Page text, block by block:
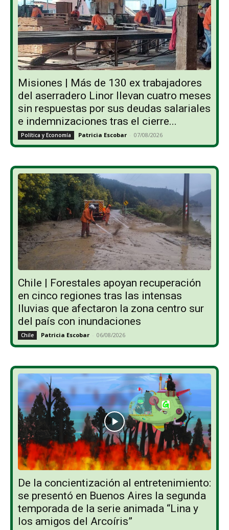
Misiones | Más de 130 ex trabajadores
del aserradero Linor llevan cuatro meses
sin respuestas por sus deudas salariales
e indemnizaciones tras el cierre...
Política y Economía Patricia Escobar - 07/08/2026
Chile | Forestales apoyan recuperación
en cinco regiones tras las intensas
lluvias que afectaron la zona centro sur
del país con inundaciones
Chile Patricia Escobar - 06/08/2026
De la concientización al entretenimiento:
se presentó en Buenos Aires la segunda
temporada de la serie animada “Lina y
los amigos del Arcoíris”